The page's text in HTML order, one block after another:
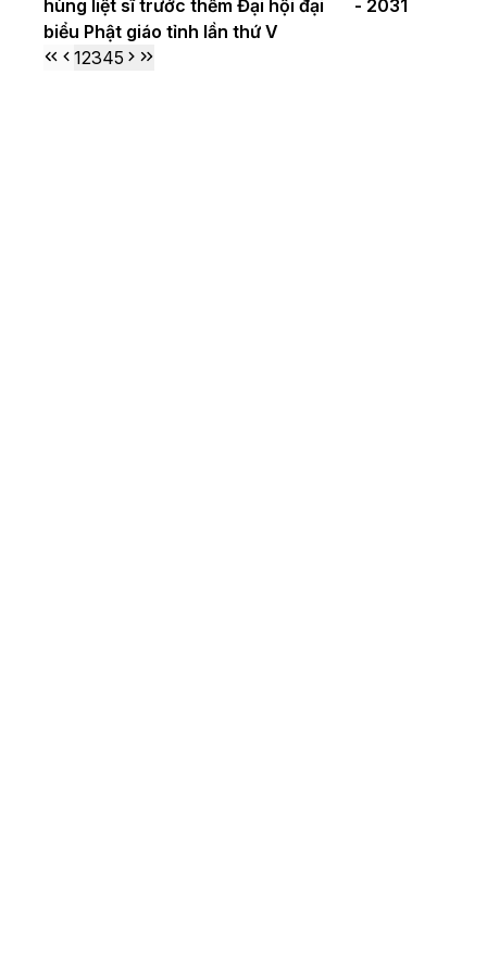
hùng liệt sĩ trước thềm Đại hội đại
biểu Phật giáo tỉnh lần thứ V
- 2031
12345